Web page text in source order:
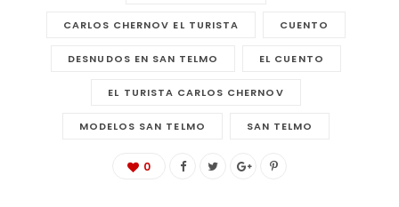
CARLOS CHERNOV EL TURISTA CUENTO
DESNUDOS EN SAN TELMO EL CUENTO
EL TURISTA CARLOS CHERNOV
MODELOS SAN TELMO SAN TELMO
0